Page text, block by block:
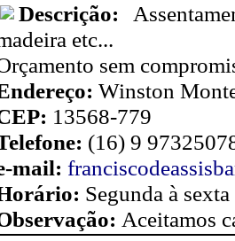
Descrição:
etc...
sem
Winston
13568-779
(16) 9
mail:
Segunda à
Aceitamos